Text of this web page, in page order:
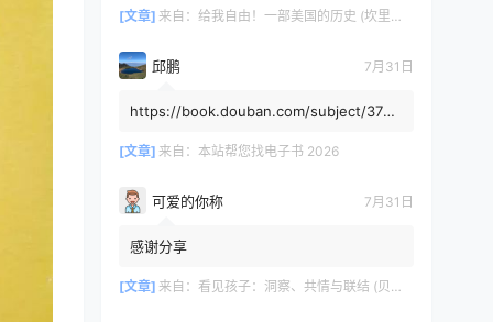
[文章] 来自： 给我自由！一部美国的历史 (坎里克·方纳／埃里克·方纳) (mobi+azw3+epub)
邱鹏 7月31日
https://book.douban.com/subject/3725
[文章] 来自： 本站帮您找电子书 2026
可爱的你称 7月31日
感谢分享
[文章] 来自： 看见孩子：洞察、共情与联结 (贝姬·肯尼迪) (mobi,azw3,epub)